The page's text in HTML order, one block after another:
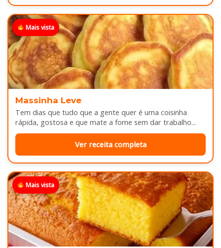
Mais vista
Massinha Leve
Tem dias que tudo que a gente quer é uma coisinha
rápida, gostosa e que mate a fome sem dar trabalho...
Ver receita completa
Mais vista